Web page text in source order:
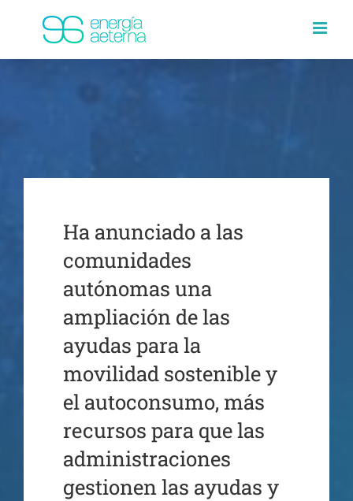
Ha anunciado a las
comunidades
autónomas una
ampliación de las
ayudas para la
movilidad sostenible y
el autoconsumo, más
recursos para que las
administraciones
gestionen las ayudas y